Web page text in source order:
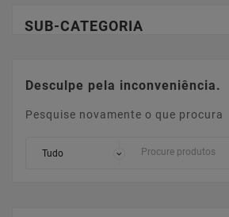
SUB-CATEGORIA
Desculpe pela inconveniência.
Pesquise novamente o que procura